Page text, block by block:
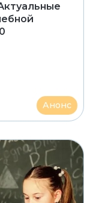
Анонс